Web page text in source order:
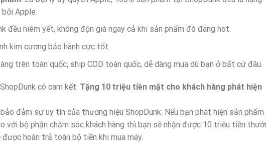
Apple.
đều niêm yết, không độn giá ngay cả khi sản phẩm đó đang hot.
kim cương bảo hành cực tốt.
trên toàn quốc, ship COD toàn quốc, dễ dàng mua dù bạn ở bất cứ đâu.
có cam kết: Tặng 10 triệu tiền mặt cho khách hàng phát hiện
đảm sự uy tín của thương hiệu ShopDunk. Nếu bạn phát hiện sản phẩm
với bộ phận chăm sóc khách hàng thì bạn sẽ nhận được 10 triệu tiền
hoàn trả toàn bộ tiền khi mua máy.